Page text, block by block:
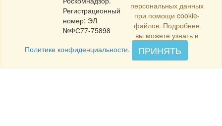
Регистрационный
номер: ЭЛ
№ФС77-75898
персональных данных
при помощи cookie-
файлов. Подробнее
вы можете узнать в
Политике конфиденциальности. ПРИНЯТЬ